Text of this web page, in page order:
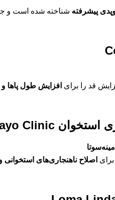
پیشرفته شناخته شده است و
افزایش طول پاها
اصلاح ناهنجاری‌های استخوانی